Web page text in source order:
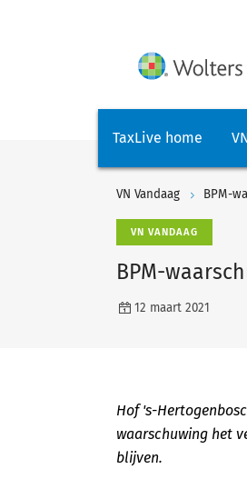
TaxLive home
VN Vandaag BPM-
VN VANDAAG
BPM-
12 maart 2021
Hof 's-
waarschuwing het
blijven.